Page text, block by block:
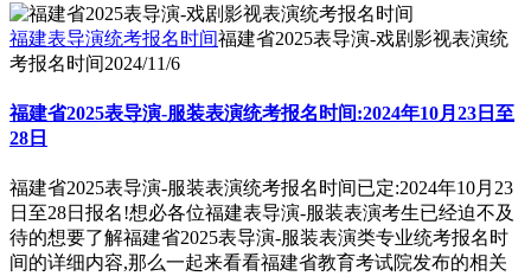
福建表导演统考报名时间福建省2025表导演-戏剧影视表演统
考报名时间2024/11/6
福建省2025表导演-服装表演统考报名时间:2024年10月23日至
28日
福建省2025表导演-服装表演统考报名时间已定:2024年10月23
日至28日报名!想必各位福建表导演-服装表演考生已经迫不及
待的想要了解福建省2025表导演-服装表演类专业统考报名时
间的详细内容,那么一起来看看福建省教育考试院发布的相关